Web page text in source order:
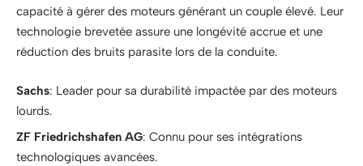
capacité à gérer des moteurs générant un couple élevé. Leur
technologie brevetée assure une longévité accrue et une
réduction des bruits parasite lors de la conduite.
Sachs: Leader pour sa durabilité impactée par des moteurs
lourds.
ZF Friedrichshafen AG: Connu pour ses intégrations
technologiques avancées.